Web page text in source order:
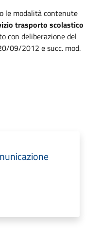
le modalità contenute
trasporto scolastico
con deliberazione del
09/2012 e succ. mod.